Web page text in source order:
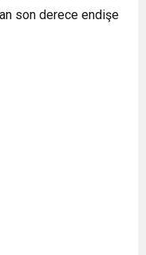
son derece endişe